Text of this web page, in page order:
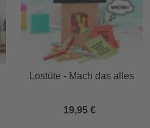
Lostüte - Mach das alles
19,95 €